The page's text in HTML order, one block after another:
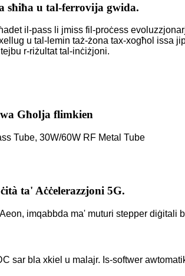
sħiħa u tal-ferrovija gwida.
il-pass li jmiss fil-proċess
u tal-lemin taż-żona tax-xogħol
r-riżultat tal-inċiżjoni.
Għolja flimkien
Tube, 30W/60W RF Metal Tube
ta' Aċċelerazzjoni 5G.
imqabbda ma' muturi stepper
sar bla xkiel u malajr. Is-softwer